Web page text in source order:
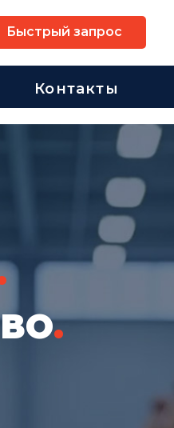
Быстрый запрос
Контакты
.